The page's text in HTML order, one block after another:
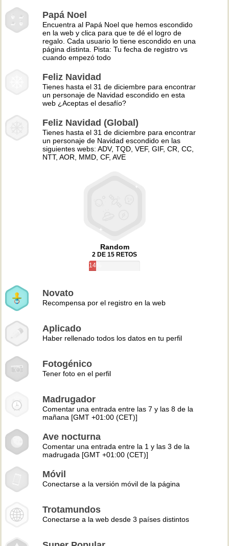
Papá Noel
Encuentra al Papá Noel que hemos escondido
en la web y clica para que te dé el logro de
regalo. Cada usuario lo tiene escondido en una
página distinta. Pista: Tu fecha de registro vs
cuando empezó todo
Feliz Navidad
Tienes hasta el 31 de diciembre para encontrar
un personaje de Navidad escondido en esta
web ¿Aceptas el desafío?
Feliz Navidad (Global)
Tienes hasta el 31 de diciembre para encontrar
un personaje de Navidad escondido en las
siguientes webs: ADV, TQD, VEF, GIF, CR, CC,
NTT, AOR, MMD, CF, AVE
Random
2 DE 15 RETOS
14%
Novato
Recompensa por el registro en la web
Aplicado
Haber rellenado todos los datos en tu perfil
Fotogénico
Tener foto en el perfil
Madrugador
Comentar una entrada entre las 7 y las 8 de la
mañana [GMT +01:00 (CET)]
Ave nocturna
Comentar una entrada entre la 1 y las 3 de la
madrugada [GMT +01:00 (CET)]
Móvil
Conectarse a la versión móvil de la página
Trotamundos
Conectarse a la web desde 3 países distintos